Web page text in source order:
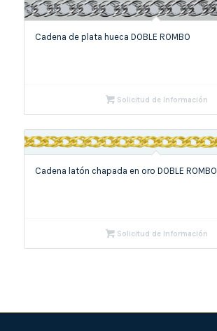
Cadena de plata hueca DOBLE ROMBO
Solicitud de Información
Cadena latón chapada en oro DOBLE ROMBO
Solicitud de Información